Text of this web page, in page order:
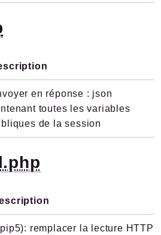
en réponse : json
toutes les variables
de la session
remplacer la lecture HTTP